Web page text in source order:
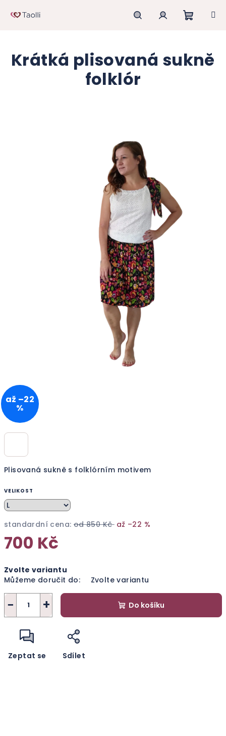
košík
Plisovaná sukně s folklórním motivem
VELIKOST
standardní cena: od 850 Kč až –22 %
700 Kč
cena:
Zvolte variantu
Můžeme doručit do:
Zvolte variantu
+
− Do košíku
Zeptat se Sdílet
Krátká plisovaná sukně
folklór
až –22
%